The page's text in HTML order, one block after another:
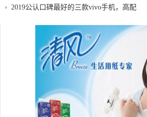
析
2019公认口碑最好的三款vivo手机，高配
三款华为Mate30 5G版正式入网：上市时